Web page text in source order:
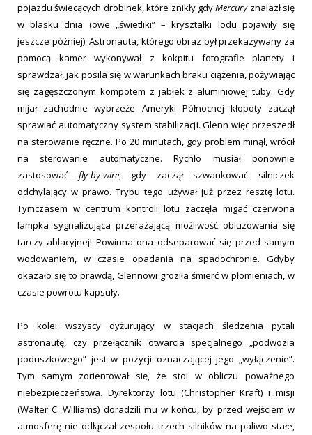
pojazdu świecących drobinek, które znikły gdyMercuryznalazł się
w blasku dnia (owe „świetliki” – kryształki lodu pojawiły się
jeszcze później). Astronauta, którego obraz był przekazywany za
pomocą kamer wykonywał z kokpitu fotografie planety i
sprawdzał, jak posila się w warunkach braku ciążenia, pożywiając
się zagęszczonym kompotem z jabłek z aluminiowej tuby. Gdy
mijał zachodnie wybrzeże Ameryki Północnej kłopoty zaczął
sprawiać automatyczny system stabilizacji. Glenn więc przeszedł
na sterowanie ręczne. Po 20 minutach, gdy problem minął, wrócił
na sterowanie automatyczne. Rychło musiał ponownie
zastosować fly-by-wire, gdy zaczął szwankować silniczek
odchylający w prawo. Trybu tego używał już przez resztę lotu.
Tymczasem w centrum kontroli lotu zaczęła migać czerwona
lampka sygnalizująca przerażającą możliwość obluzowania się
tarczy ablacyjnej! Powinna ona odseparować się przed samym
wodowaniem, w czasie opadania na spadochronie. Gdyby
okazało się to prawdą, Glennowi groziła śmierć w płomieniach, w
czasie powrotu kapsuły.
Po kolei wszyscy dyżurujący w stacjach śledzenia pytali
astronautę, czy przełącznik otwarcia specjalnego „podwozia
poduszkowego” jest w pozycji oznaczającej jego „wyłączenie”.
Tym samym zorientował się, że stoi w obliczu poważnego
niebezpieczeństwa. Dyrektorzy lotu (Christopher Kraft) i misji
(Walter C. Williams) doradzili mu w końcu, by przed wejściem w
atmosferę nie odłączał zespołu trzech silników na paliwo stałe,